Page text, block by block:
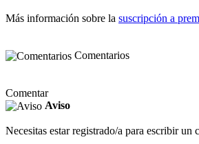
Más información sobre la suscripción a
Comentarios
Comentar
Aviso
Necesitas estar registrado/a para escribir un